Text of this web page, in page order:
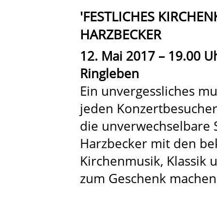
'FESTLICHES
HARZBECKER
12. Mai 2017 – 19.00
Ringleben
Ein unvergessliches
jeden
die unverwechselbare
Harzbecker mit den
Kirchenmusik, Klassik
zum Geschenk